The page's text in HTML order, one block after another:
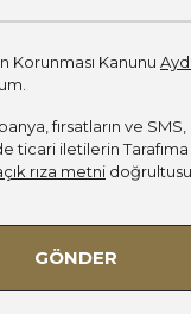
Korunması Kanunu
fırsatların ve SMS,
ticari iletilerin Tarafıma
rıza metni